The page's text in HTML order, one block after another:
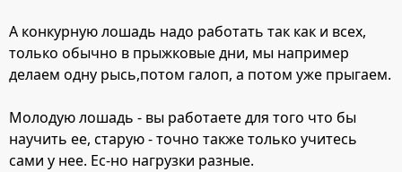
А конкурную лошадь надо работать так как и всех,
только обычно в прыжковые дни, мы например
делаем одну рысь,потом галоп, а потом уже прыгаем.
Молодую лошадь - вы работаете для того что бы
научить ее, старую - точно также только учитесь
сами у нее. Ес-но нагрузки разные.